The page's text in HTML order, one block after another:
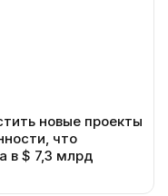
новые проекты
что
в $ 7,3 млрд